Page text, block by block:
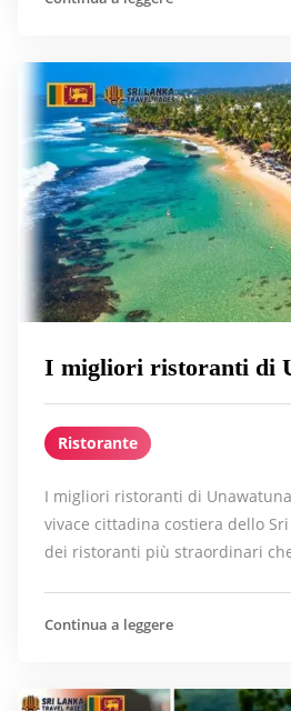
I migliori ristoranti di
Ristorante
I migliori ristoranti di
vivace cittadina costiera dello
dei ristoranti più straordinari
Continua a leggere